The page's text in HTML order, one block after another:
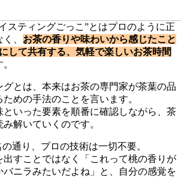
スティングごっこ”とはプロのように正
、 お茶の香りや味わいから感じたこと
して共有する、気軽で楽しいお茶時間
グとは、本来はお茶の専門家が茶葉の品
めの手法のことを言います。
といった要素を順番に確認しながら、茶
解いていくのです。
通り、プロの技術は一切不要。
出すことではなく「これって桃の香りが
バニラみたいだよね」と、自分の感覚を